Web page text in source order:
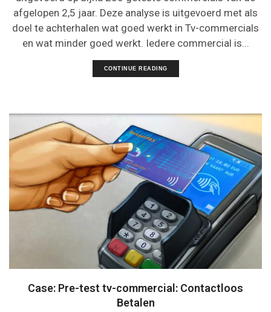
afgelopen 2,5 jaar. Deze analyse is uitgevoerd met als
doel te achterhalen wat goed werkt in Tv-commercials
en wat minder goed werkt. Iedere commercial is...
CONTINUE READING
Case: Pre-test tv-commercial: Contactloos
Betalen